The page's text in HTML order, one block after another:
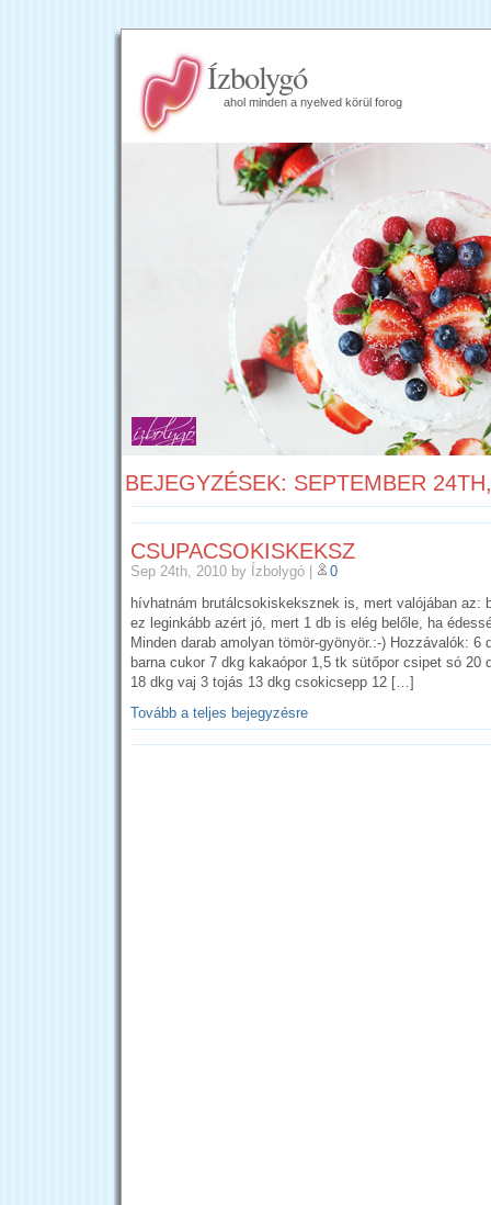
Ízbolygó
ahol minden a nyelved körül forog
BEJEGYZÉSEK: SEPTEMBER
CSUPACSOKISKEKSZ
Sep 24th, 2010 by Ízbolygó
0
hívhatnám brutálcsokiskeksznek is, mert valójában az:
ez leginkább azért jó, mert 1 db is elég belőle, ha
Minden darab amolyan tömör-gyönyör.:-) Hozzávalók: 6
barna cukor 7 dkg kakaópor 1,5 tk sütőpor csipet só 20
18 dkg vaj 3 tojás 13 dkg csokicsepp 12 […]
Tovább a teljes bejegyzésre